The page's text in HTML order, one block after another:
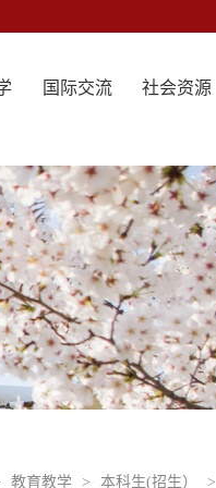
国际交流 社会资源
教育教学 > 本科生(招生） >